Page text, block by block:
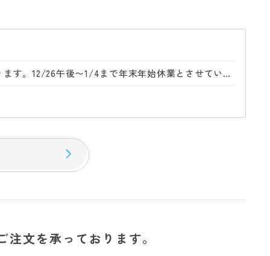
【年末年始休業日のお知らせ】年内は12/26午前中までの営業となります。12/26午後〜1/4まで年末年始休業とさせていただきます。
文を承っております。